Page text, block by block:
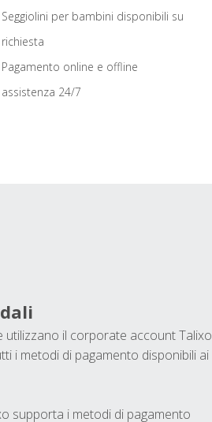
Seggiolini per bambini disponibili su
richiesta
Pagamento online e offline
assistenza 24/7
utilizzano il corporate account Talixo
i metodi di pagamento disponibili ai
supporta i metodi di pagamento